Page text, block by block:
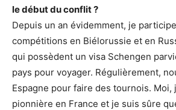
le début du conflit ?
Depuis un an évidemment, je
compétitions en Biélorussie et en
qui possèdent un visa Schengen
pays pour voyager. Régulièrement,
Espagne pour faire des tournois. Moi,
pionnière en France et je suis sûre